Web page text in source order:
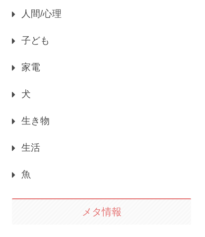
人間/心理
子ども
家電
犬
生き物
生活
魚
メタ情報